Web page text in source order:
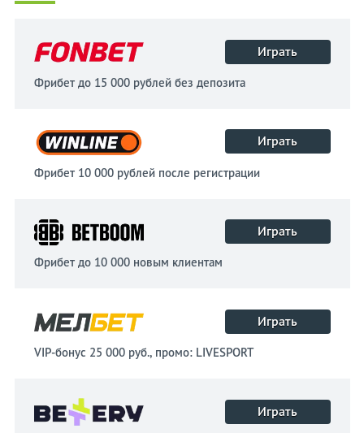
Играть
Фрибет до 15 000 рублей без депозита
Играть
Фрибет 10 000 рублей после регистрации
Играть
Фрибет до 10 000 новым клиентам
Играть
VIP-бонус 25 000 руб., промо: LIVESPORT
Играть